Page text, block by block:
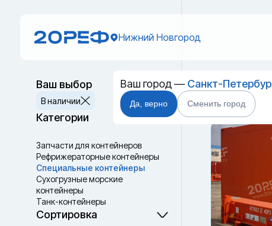
Нижний Новгород
Ваш город — Санкт-
Да, верно Сменить город
Ваш выбор
Сбросить
В наличии
Категории
Запчасти для контейнеров
Рефрижераторные контейнеры
Специальные контейнеры
Cухогрузные морские
контейнеры
Танк-контейнеры
Термоконтейнеры
Сортировка
Новый